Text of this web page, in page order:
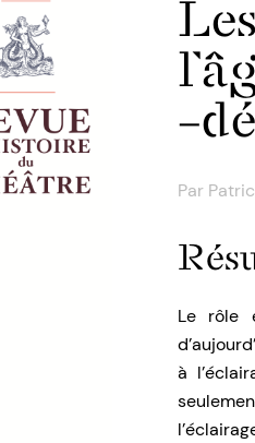
Par
Le rôle
à